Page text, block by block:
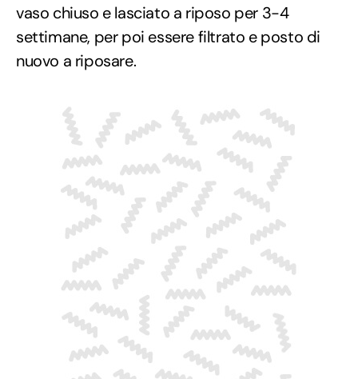
vaso chiuso e lasciato a riposo per 3-4
settimane, per poi essere filtrato e posto di
nuovo a riposare.